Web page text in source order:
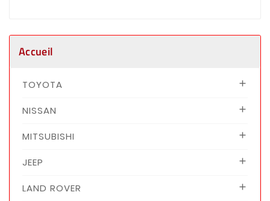
Accueil
TOYOTA 
NISSAN 
MITSUBISHI 
JEEP 
LAND ROVER 